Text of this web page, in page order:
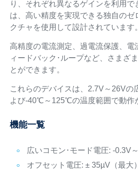
り、それぞれ異なるゲインを利用
は、高い精度を実現できる独自のゼ
クチャを使用して設計されています。
高精度の電流測定、過電流保護、電
ィードバック･ループなど、さまざ
とができます。
これらのデバイスは、2.7V～26Vの
よび-40℃～125℃の温度範囲で動作
機能一覧
広いコモン･モード電圧: -0.3V
オフセット電圧: ± 35µV（最大